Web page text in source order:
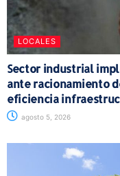
LOCALES
Sector industrial
ante racionamiento
eficiencia
agosto 5, 2026